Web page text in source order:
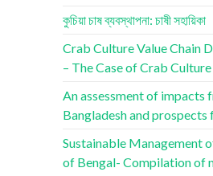
কুচিয়া চাষ ব্যবস্থাপনা: চাষী সহায়িকা
Crab Culture Value Chain
– The Case of Crab
An assessment of impacts
Bangladesh and
Sustainable Management
of Bengal- Compilation of